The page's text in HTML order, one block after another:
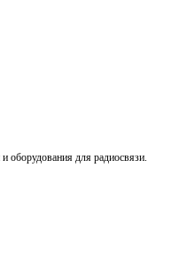
оборудования для радиосвязи.